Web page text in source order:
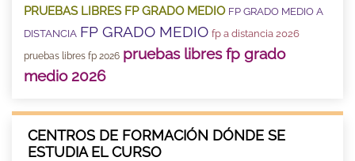
PRUEBAS LIBRES FP GRADO MEDIO FP GRADO MEDIO A
DISTANCIA FP GRADO MEDIO fp a distancia 2026
pruebas libres fp 2026 pruebas libres fp grado
medio 2026
CENTROS DE FORMACIÓN DÓNDE SE
ESTUDIA EL CURSO